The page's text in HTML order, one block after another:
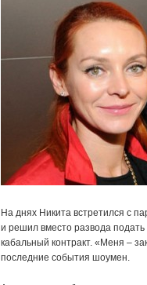
На днях Никита встретился с
и решил вместо развода
кабальный контракт. «Меня –
последние события шоумен.